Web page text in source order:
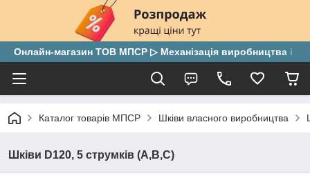
Онлайн-магазин ТОВ МПСР ▷ Механізація виробництва і
Каталог товарів МПСР Шківи власного виробництва
Шківи D120, 5 струмків (А,В,С)